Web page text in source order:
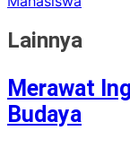
Lainnya
Merawat
Budaya